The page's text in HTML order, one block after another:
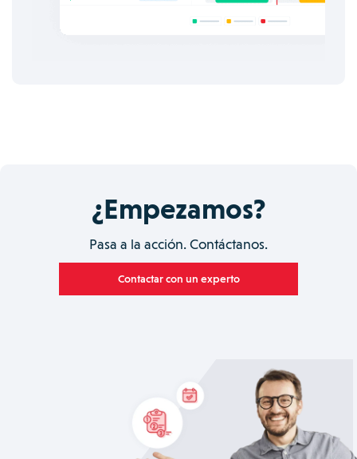
¿Empezamos?
Pasa a la acción. Contáctanos.
Contactar con un experto